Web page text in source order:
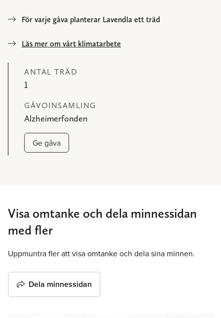
För varje gåva planterar Lavendla ett träd
Läs mer om vårt klimatarbete
ANTAL TRÄD
1
GÅVOINSAMLING
Alzheimerfonden
Ge gåva
Visa omtanke och dela minnessidan
med fler
Uppmuntra fler att visa omtanke och dela sina minnen.
Dela minnessidan